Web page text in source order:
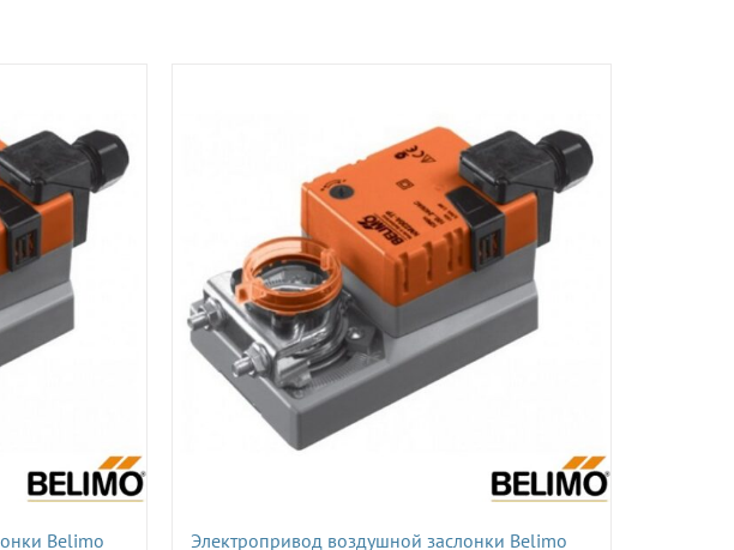
Belimo Электропривод воздушной заслонки Belimo